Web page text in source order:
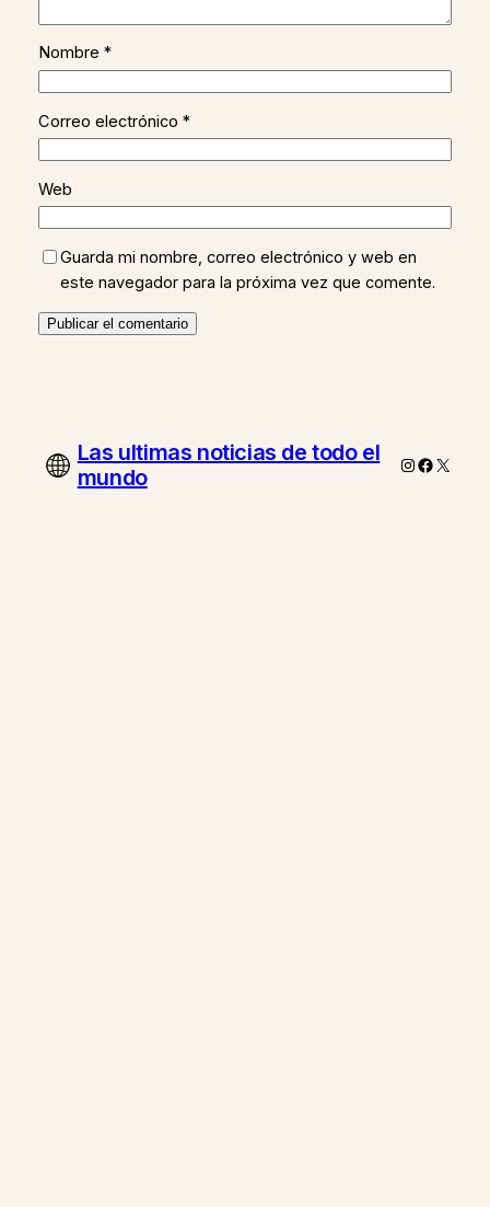
Nombre *
Correo electrónico *
Web
Guarda mi nombre, correo electrónico y web en
este navegador para la próxima vez que comente.
Las ultimas noticias de todo el
mundo
Instagram
X